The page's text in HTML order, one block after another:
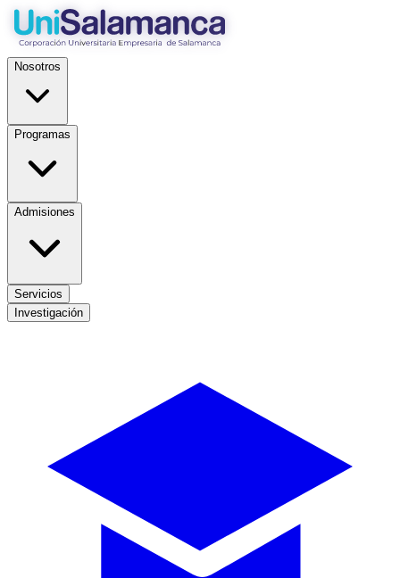
Nosotros
Programas
Admisiones
Servicios
Investigación